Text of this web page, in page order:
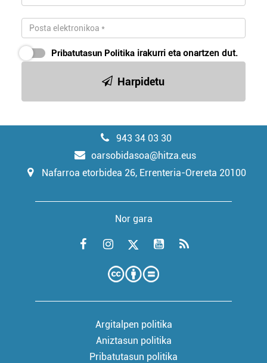
Pribatutasun Politika irakurri eta onartzen dut.
Harpidetu
943 34 03 30
oarsobidasoa@hitza.eus
Nafarroa etorbidea 26, Errenteria-Orereta 20100
Nor gara
Argitalpen politika
Aniztasun politika
Pribatutasun politika